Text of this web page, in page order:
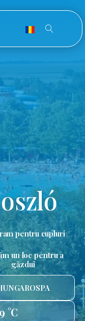
pentru cupluri
un loc pentru a
găzdui
°C